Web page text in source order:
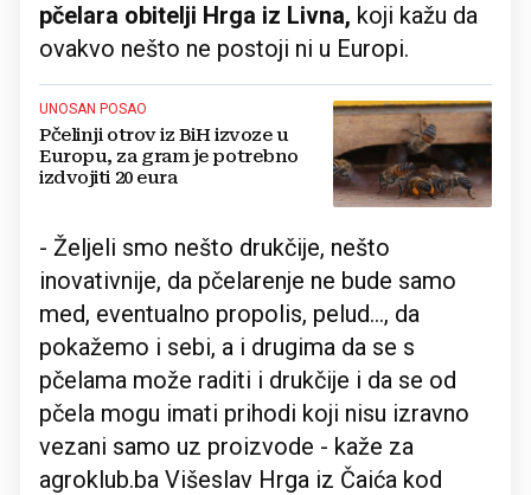
pčelara obitelji Hrga iz Livna, koji kažu da
ovakvo nešto ne postoji ni u Europi.
UNOSAN POSAO
Pčelinji otrov iz BiH izvoze u
Europu, za gram je potrebno
izdvojiti 20 eura
- Željeli smo nešto drukčije, nešto
inovativnije, da pčelarenje ne bude samo
med, eventualno propolis, pelud..., da
pokažemo i sebi, a i drugima da se s
pčelama može raditi i drukčije i da se od
pčela mogu imati prihodi koji nisu izravno
vezani samo uz proizvode - kaže za
agroklub.ba Višeslav Hrga iz Čaića kod